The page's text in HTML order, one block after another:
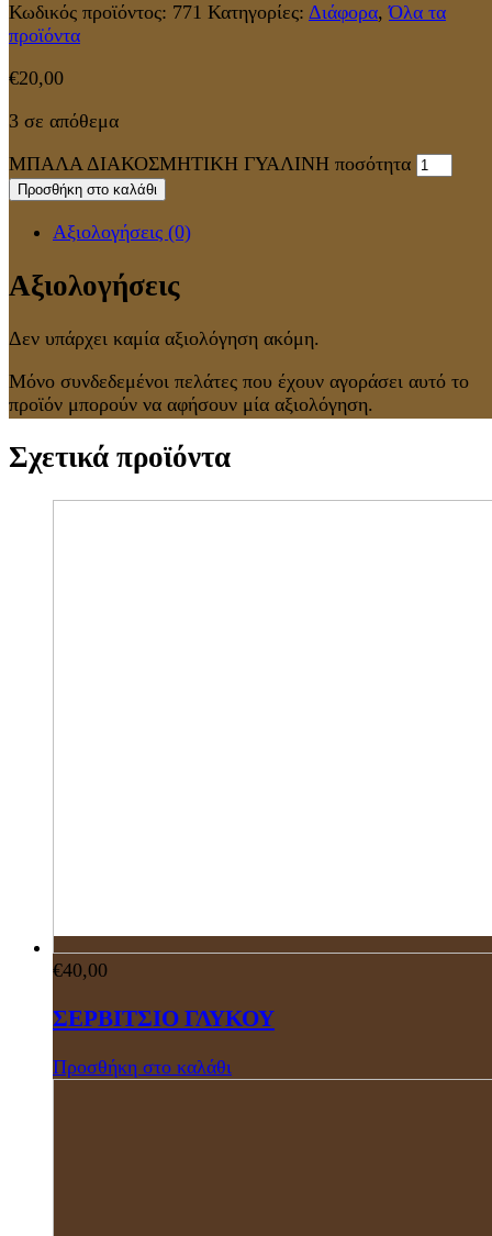
Κωδικός προϊόντος: 771 Κατηγορίες: Διάφορα,Όλα τα
προϊόντα
€20,00
3 σε απόθεμα
ΜΠΑΛΑ ΔΙΑΚΟΣΜΗΤΙΚΗ ΓΥΑΛΙΝΗ ποσότητα
Προσθήκη στο καλάθι
Αξιολογήσεις (0)
Αξιολογήσεις
Δεν υπάρχει καμία αξιολόγηση ακόμη.
Μόνο συνδεδεμένοι πελάτες που έχουν αγοράσει αυτό το
προϊόν μπορούν να αφήσουν μία αξιολόγηση.
Σχετικά προϊόντα
€40,00
ΣΕΡΒΙΤΣΙΟ ΓΛΥΚΟΥ
Προσθήκη στο καλάθι